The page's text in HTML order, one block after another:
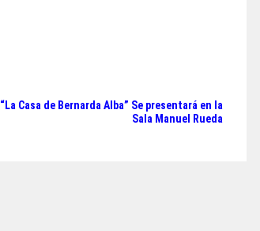
“La Casa de Bernarda Alba” Se presentará en la
Sala Manuel Rueda